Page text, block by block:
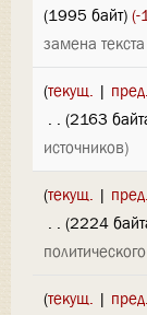
(1995 байт) (-
замена
(текущ. | пред.
. . (2163
источников)
(текущ. | пред.
. . (2224
(текущ. | пред.